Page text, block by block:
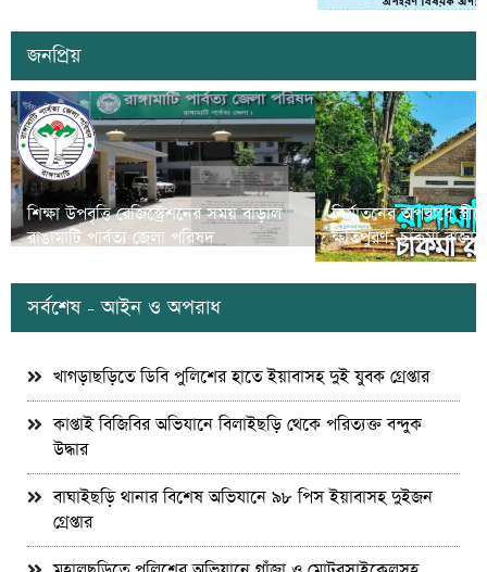
জনপ্রিয়
শিক্ষা উপবৃত্তি রেজিস্ট্রেশনের সময় বাড়াল
রাঙামাটি পার্বত্য জেলা পরিষদ
নির্যাতনের অপরাধে
ক্ষতিপুরণ; চাকমা
সর্বশেষ - আইন ও অপরাধ
খাগড়াছড়িতে ডিবি পুলিশের হাতে ইয়াবাসহ দুই যুবক গ্রেপ্তার
কাপ্তাই বিজিবির অভিযানে বিলাইছড়ি থেকে পরিত্যক্ত বন্দুক
উদ্ধার
বাঘাইছড়ি থানার বিশেষ অভিযানে ৯৮ পিস ইয়াবাসহ দুইজন
গ্রেপ্তার